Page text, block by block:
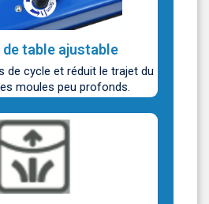
table ajustable
de cycle et réduit le trajet du
moules peu profonds.